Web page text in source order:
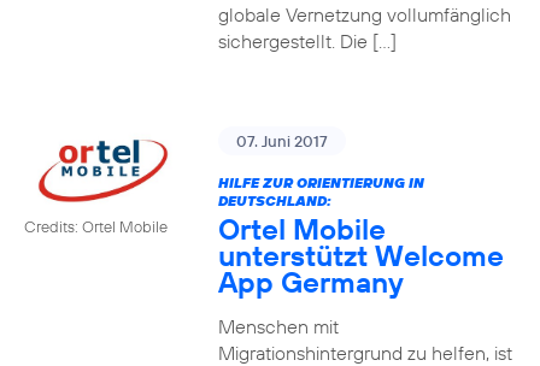
globale Vernetzung vollumfänglich
sichergestellt. Die […]
Credits: Ortel Mobile
07. Juni 2017
HILFE ZUR ORIENTIERUNG IN
DEUTSCHLAND:
Ortel Mobile
unterstützt Welcome
App Germany
Menschen mit
Migrationshintergrund zu helfen, ist